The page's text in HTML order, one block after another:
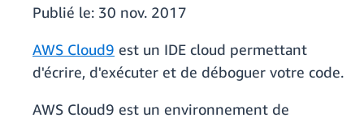
Publié le: 30 nov. 2017
AWS Cloud9 est un IDE cloud permettant
d'écrire, d'exécuter et de déboguer votre code.
AWS Cloud9 est un environnement de